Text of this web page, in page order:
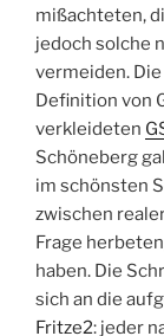
mißachteten,
jedoch solche
vermeiden.
Definition von
verkleideten
Schöneberg
im schönsten
zwischen
Frage
haben. Die
sich an die
Fritze2: jeder